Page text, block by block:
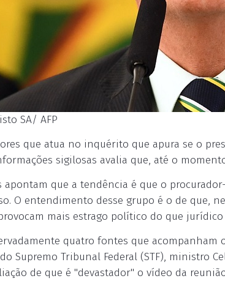
SA/ AFP
que atua no inquérito que apura se o
sigilosas avalia que, até o
apontam que a tendência é que o
O entendimento desse grupo é o de que,
mais estrago político do que
quatro fontes que
Supremo Tribunal Federal (STF), ministro
de que é "devastador" o vídeo da